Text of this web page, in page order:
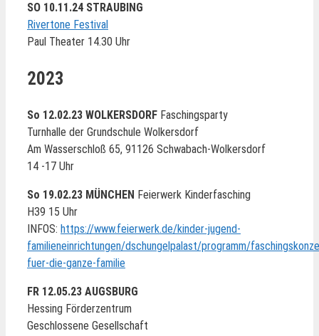
SO 10.11.24 STRAUBING
Rivertone Festival
Paul Theater 14.30 Uhr
2023
So 12.02.23 WOLKERSDORF Faschingsparty
Turnhalle der Grundschule Wolkersdorf
Am Wasserschloß 65, 91126 Schwabach-Wolkersdorf
14 -17 Uhr
So 19.02.23 MÜNCHEN Feierwerk Kinderfasching
H39 15 Uhr
INFOS: https://www.feierwerk.de/kinder-jugend-
familieneinrichtungen/dschungelpalast/programm/
fuer-die-ganze-familie
FR 12.05.23 AUGSBURG
Hessing Förderzentrum
Geschlossene Gesellschaft